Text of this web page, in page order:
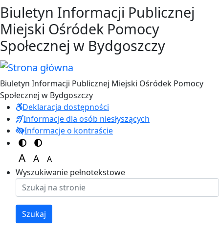
Przejdź do treści
Przejdź do menu
Biuletyn Informacji Publicznej
Miejski Ośródek Pomocy
Społecznej w Bydgoszczy
Biuletyn Informacji Publicznej Miejski Ośródek Pomocy
Społecznej w Bydgoszczy
Deklaracja dostępności
Informacje dla osób niesłyszących
Informacje o kontraście
Switch to color theme
Switch to high visibility theme
A
Set font size to 150%
A
Set font size to 125%
A
Set font size to 100%
Wyszukiwanie pełnotekstowe
Szukaj